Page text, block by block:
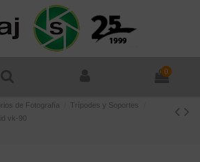
0
de Fotografía
Trípodes y Soportes
vk-90